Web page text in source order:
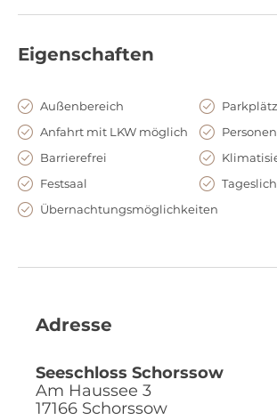
Eigenschaften
Außenbereich
Anfahrt mit LKW möglich
Barrierefrei
Festsaal
Übernachtungsmöglichkeiten
Adresse
Seeschloss Schorssow
Am Haussee 3
17166 Schorssow